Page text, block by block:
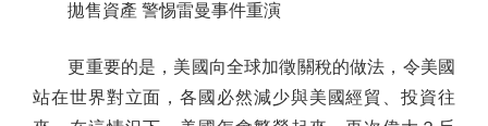
拋售資產 警惕雷曼事件重演
更重要的是，美國向全球加徵關稅的做法，令美國
站在世界對立面，各國必然減少與美國經貿、投資往